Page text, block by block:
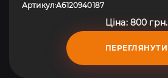
Артикул:A6120940187
Ціна: 800 грн.
ПЕРЕГЛЯНУТИ